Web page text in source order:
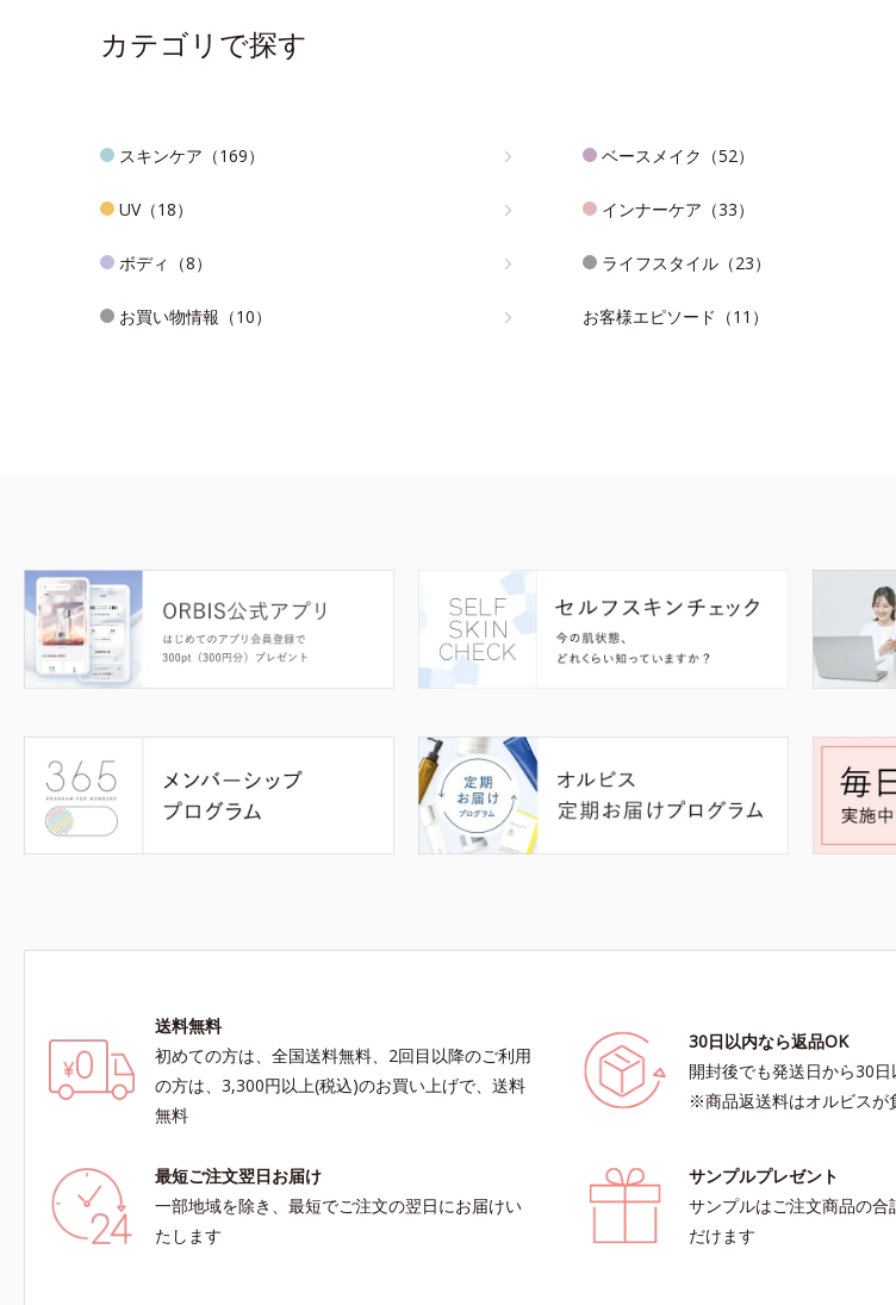
カテゴリで探す
スキンケア（169） ベースメイク（52）
UV（18） インナーケア（33）
ボディ（8） ライフスタイル（23）
お買い物情報（10） お客様エピソード（11）
送料無料
初めての方は、全国送料無料、2回目以降のご利用
の方は、3,300円以上(税込)のお買い上げで、送料
無料
30日以内なら返品OK
開封後でも発送日から30
※商品返送料はオルビスが
最短ご注文翌日お届け
一部地域を除き、最短でご注文の翌日にお届けい
たします
サンプルプレゼント
サンプルはご注文商品の合
だけます